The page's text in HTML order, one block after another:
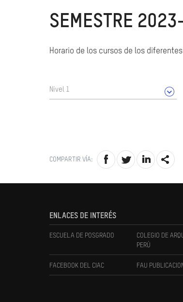
SEMESTRE
Horario de los cursos de los
Nivel 1
COMPARTIR VÍA:
ENLACES DE INTERÉS
ESCUELA DE POSGRADO
COLEGIO DE
PERÚ
FACEBOOK DEL CIAC FAU